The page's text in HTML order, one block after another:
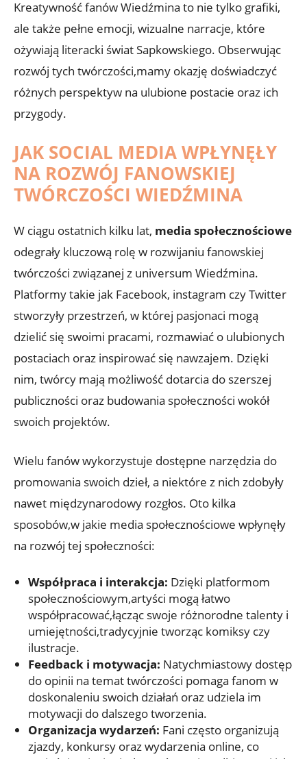
Kreatywność fanów Wiedźmina to nie tylko grafiki,
ale także pełne emocji, wizualne narracje, które
ożywiają literacki świat Sapkowskiego. Obserwując
rozwój tych twórczości,mamy okazję doświadczyć
różnych perspektyw na ulubione postacie oraz ich
przygody.
JAK SOCIAL MEDIA WPŁYNĘŁY
NA ROZWÓJ FANOWSKIEJ
TWÓRCZOŚCI WIEDŹMINA
W ciągu ostatnich kilku lat, media społecznościowe
odegrały kluczową rolę w rozwijaniu fanowskiej
twórczości związanej z universum Wiedźmina.
Platformy takie jak Facebook, instagram czy Twitter
stworzyły przestrzeń, w której pasjonaci mogą
dzielić się swoimi pracami, rozmawiać o ulubionych
postaciach oraz inspirować się nawzajem. Dzięki
nim, twórcy mają możliwość dotarcia do szerszej
publiczności oraz budowania społeczności wokół
swoich projektów.
Wielu fanów wykorzystuje dostępne narzędzia do
promowania swoich dzieł, a niektóre z nich zdobyły
nawet międzynarodowy rozgłos. Oto kilka
sposobów,w jakie media społecznościowe wpłynęły
na rozwój tej społeczności:
Współpraca i interakcja: Dzięki platformom
społecznościowym,artyści mogą łatwo
współpracować,łącząc swoje różnorodne talenty i
umiejętności,tradycyjnie tworząc komiksy czy
ilustracje.
Feedback i motywacja: Natychmiastowy dostęp
do opinii na temat twórczości pomaga fanom w
doskonaleniu swoich działań oraz udziela im
motywacji do dalszego tworzenia.
Organizacja wydarzeń: Fani często organizują
zjazdy, konkursy oraz wydarzenia online, co